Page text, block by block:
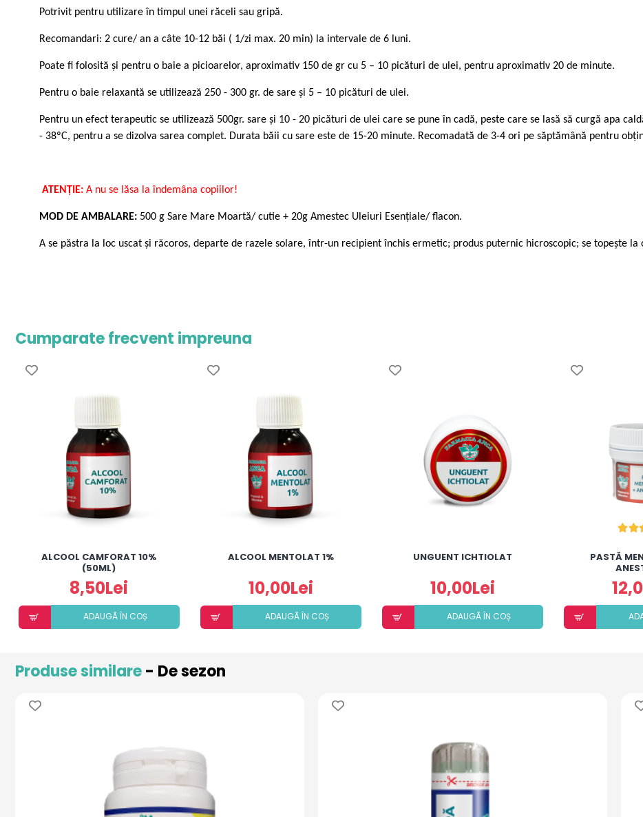
Potrivit pentru utilizare în timpul unei răceli sau gripă.
Recomandari: 2 cure/ an a câte 10-12 băi ( 1/zi max. 20 min) la intervale de 6 luni.
Poate fi folosită și pentru o baie a picioarelor, aproximativ 150 de gr cu 5 – 10 picături de ulei, pentru aproximativ 20 de minute.
Pentru o baie relaxantă se utilizează 250 - 300 gr. de sare și 5 – 10 picături de ulei.
Pentru un efect terapeutic se utilizează 500gr. sare și 10 - 20 picături de ulei care se pune în cadă, peste care se lasă să curgă apa
- 38ºC, pentru a se dizolva sarea complet. Durata băii cu sare este de 15-20 minute. Recomadată de 3-4 ori pe săptămână pentru
ATENȚIE: A nu se lăsa la îndemâna copiilor!
MOD DE AMBALARE: 500 g Sare Mare Moartă/ cutie + 20g Amestec Uleiuri Esențiale/ flacon.
A se păstra la loc uscat și răcoros, departe de razele solare, într-un recipient închis ermetic; produs puternic hicroscopic; se topește la
Cumparate frecvent impreuna
ALCOOL CAMFORAT 10%
(50ML)
8,50Lei
ADAUGÃ ÎN COȘ
ALCOOL MENTOLAT 1%
10,00Lei
ADAUGÃ ÎN COȘ
UNGUENT ICHTIOLAT
10,00Lei
ADAUGÃ ÎN COȘ
PASTĂ
Produse similare- De sezon